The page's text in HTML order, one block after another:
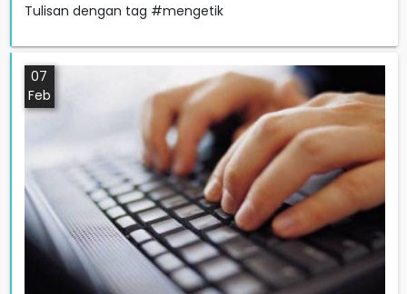
Tulisan dengan tag #mengetik
07
Feb